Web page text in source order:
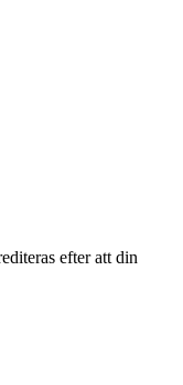
efter att din